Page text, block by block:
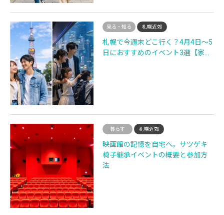
見る・知る 札幌近郊
札幌で今週末どこ行く？4月4日〜5
日におすすめのイベント3選【家…
暮らす 札幌近郊
映画館の記憶を自宅へ。サツゲキ
椅子継承イベントの概要と参加方
法